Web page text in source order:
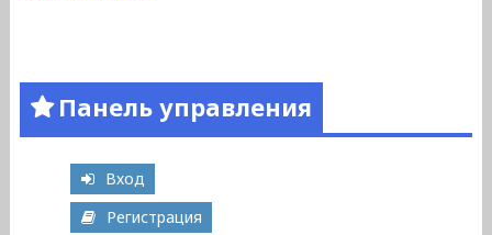
Панель управления
Вход
Регистрация